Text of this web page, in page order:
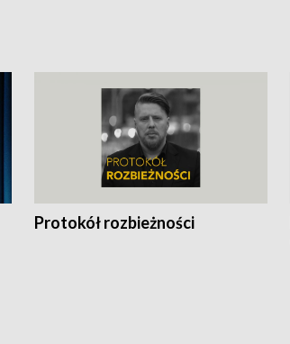
Protokół rozbieżności